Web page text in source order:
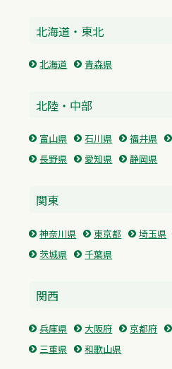
北海道・東北
北海道 青森県
北陸・中部
富山県 石川県 福井県
長野県
愛知県 静岡県
関東
神奈川県 東京都 埼玉県
茨城県
千葉県
関西
兵庫県 大阪府 京都府
三重県
和歌山県